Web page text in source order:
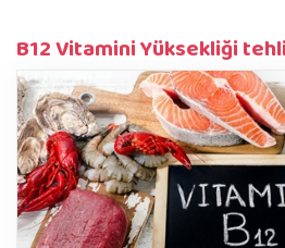
B12 Vitamini Yüksekliği